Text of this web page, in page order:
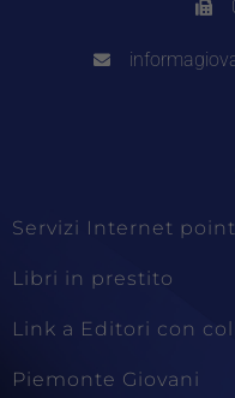
Servizi Internet
Libri in prestito
Link a Editori con
Piemonte Giovani